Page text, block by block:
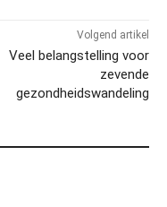
Volgend artikel
Veel belangstelling voor
zevende
gezondheidswandeling